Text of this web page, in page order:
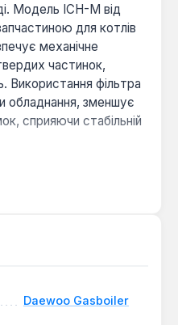
Модель ICH-M від
для котлів
механічне
частинок,
Використання фільтра
обладнання, зменшує
сприяючи стабільній
Daewoo Gasboiler